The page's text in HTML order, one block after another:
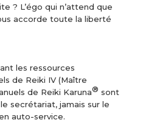
? L’égo qui n’attend que
accorde toute la liberté
les ressources
de Reiki IV (Maître
de Reiki Karuna® sont
secrétariat, jamais sur le
auto-service.